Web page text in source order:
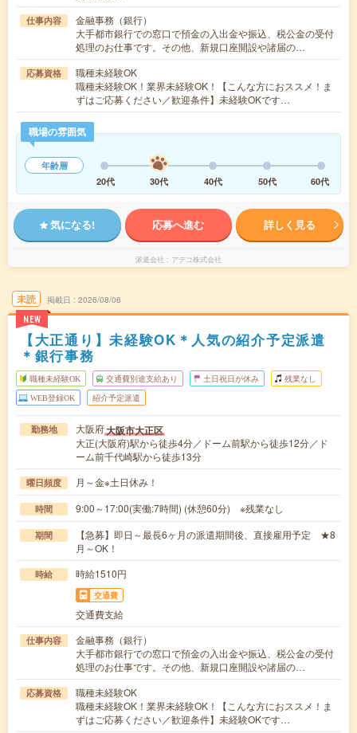
仕事内容
金融事務（銀行）
大手都市銀行での窓口で預金の入出金や振込、税公金の受付
処理のお仕事です。その他、新規口座開設や諸届の…
応募資格
職種未経験OK
職種未経験OK！業界未経験OK！【こんな方におススメ！ま
ずはご応募ください／歓迎条件】未経験OKです…
職場の雰囲気
年齢層
20代
30代 40代 50代 60代
気になる! 応募へ進む 詳しく見る
派遣会社 アデコ株式会社
未読
NEW
掲載日 2026/08/06
【大正通り】未経験OK＊人気の紹介予定派遣
＊銀行事務
職種未経験OK 交通費別途支給あり 土日祝日が休み 残業なし
WEB登録OK 紹介予定派遣
勤務地 大阪府大阪市大正区
大正(大阪府)駅から徒歩4分／ドーム前駅から徒歩12分／ド
ーム前千代崎駅から徒歩13分
曜日頻度 月～金※土日休み！
時間 9:00～17:00(実働:7時間) (休憩60分) ※残業なし
期間
【急募】即日～最長6ヶ月の派遣期間後、直接雇用予定 ★8
月～OK！
時給 時給1510円
交通費
交通費支給
仕事内容
金融事務（銀行）
大手都市銀行での窓口で預金の入出金や振込、税公金の受付
処理のお仕事です。その他、新規口座開設や諸届の…
応募資格
職種未経験OK
職種未経験OK！業界未経験OK！【こんな方におススメ！ま
ずはご応募ください／歓迎条件】未経験OKです…